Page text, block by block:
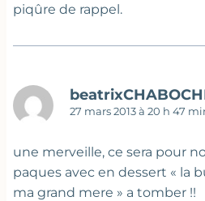
piqûre de rappel.
27 mars 2013 à 20 h 47
une merveille, ce sera pour
paques avec en dessert « la
ma grand mere » a tomber !!